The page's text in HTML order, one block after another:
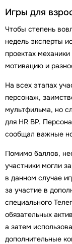
Игры для
Чтобы степень
недель эксперты
проектах
мотивацию и
На всех этапах
персонаж,
мультфильма, но
для HR BP.
сообщал важные
Помимо баллов,
участники могли
в данном случае
за участие в
специального
обязательных
а затем
дополнительные